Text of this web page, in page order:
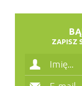
ZAPISZ